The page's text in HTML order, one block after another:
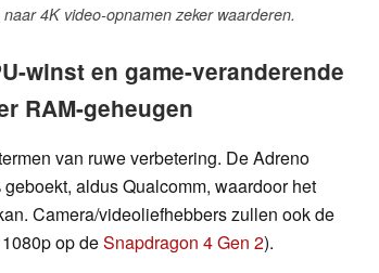
4K video-opnamen zeker waarderen.
winst en game-veranderende
RAM-geheugen
van ruwe verbetering. De Adreno
aldus Qualcomm, waardoor het
Camera/videoliefhebbers zullen ook de
op deSnapdragon 4 Gen 2).